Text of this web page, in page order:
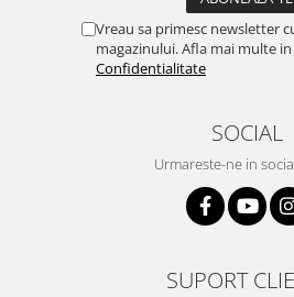
Vreau sa primesc newsletter
magazinului. Afla mai multe in
Confidentialitate
SOCIAL
Urmareste-ne in
SUPORT